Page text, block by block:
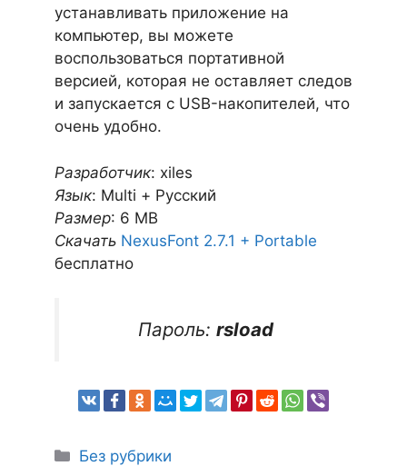
устанавливать приложение на
компьютер, вы можете
воспользоваться портативной
версией, которая не оставляет следов
и запускается с USB-накопителей, что
очень удобно.
Разработчик: xiles
Язык: Multi + Русский
Размер: 6 MB
Скачать NexusFont 2.7.1 + Portable
бесплатно
Пароль: rsload
Рубрики
Без рубрики